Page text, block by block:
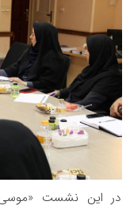
در این نشست «موسی